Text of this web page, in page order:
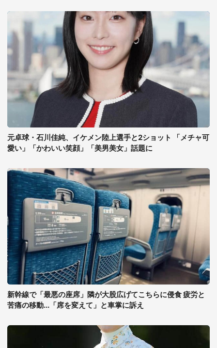
元卓球・石川佳純、イケメン陸上選手と2ショット 「メチャ可
愛い」「かわいい笑顔」「美男美女」話題に
新幹線で「最悪の座席」隣が大股広げてこちらに侵食 疲労と
苦痛の移動...「席を変えて」と車掌に訴え